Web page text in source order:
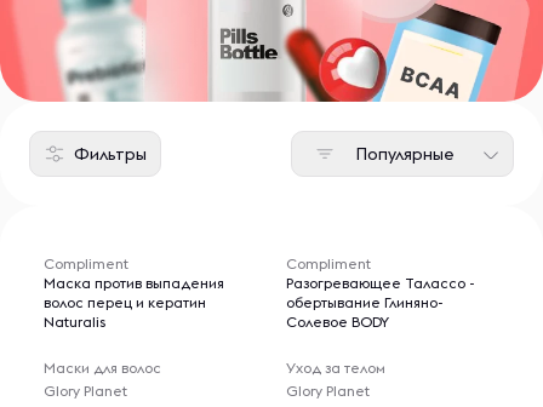
Фильтры Популярные
Compliment
Маска против выпадения
волос перец и кератин
Naturalis
Маски для волос
Glory Planet
Compliment
Разогревающее Талассо -
обертывание Глиняно-
Солевое BODY
Уход за телом
Glory Planet